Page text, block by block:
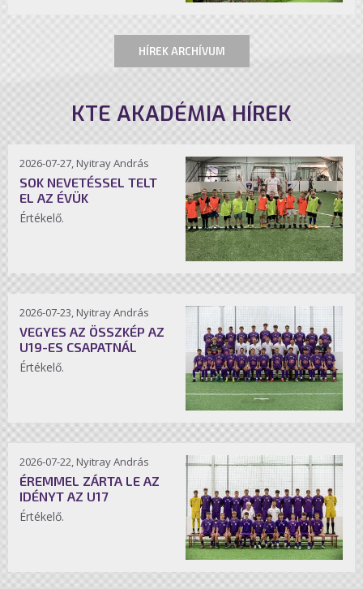
HÍREK ARCHÍVUM
KTE AKADÉMIA HÍREK
2026-07-27, Nyitray András
SOK NEVETÉSSEL TELT
EL AZ ÉVÜK
Értékelő.
2026-07-23, Nyitray András
VEGYES AZ ÖSSZKÉP AZ
U19-ES CSAPATNÁL
Értékelő.
2026-07-22, Nyitray András
ÉREMMEL ZÁRTA LE AZ
IDÉNYT AZ U17
Értékelő.